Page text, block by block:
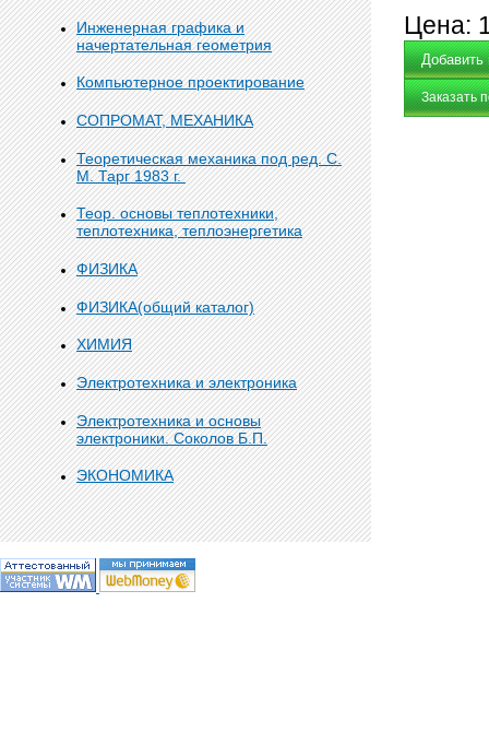
Инженерная графика и
начертательная геометрия
Компьютерное проектирование
СОПРОМАТ, МЕХАНИКА
Теоретическая механика под ред. С.
М. Тарг 1983 г.
Теор. основы теплотехники,
теплотехника, теплоэнергетика
ФИЗИКА
ФИЗИКА(общий каталог)
ХИМИЯ
Электротехника и электроника
Электротехника и основы
электроники. Соколов Б.П.
ЭКОНОМИКА
Цена:
Заказать